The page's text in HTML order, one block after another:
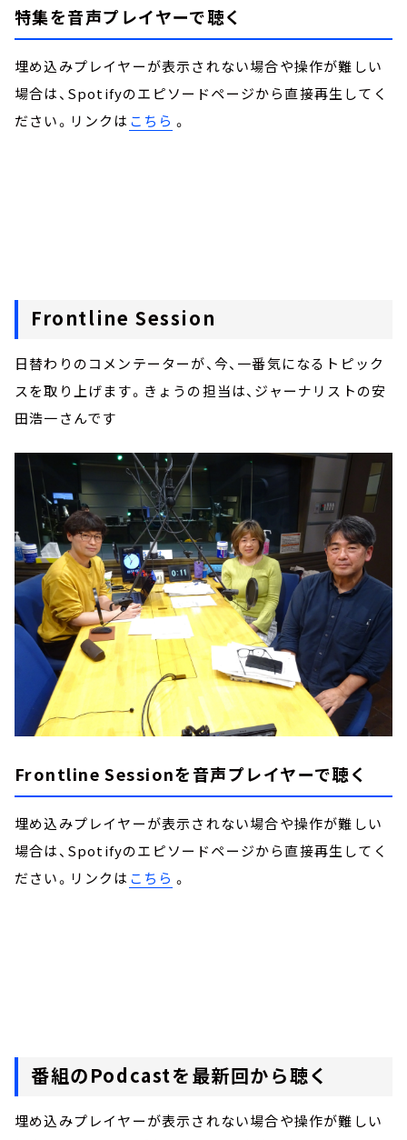
特集を音声プレイヤーで聴く
埋め込みプレイヤーが表示されない場合や操作が難しい
場合は、Spotifyのエピソードページから直接再生してく
ださい。リンクは こちら 。
Frontline Session
日替わりのコメンテーターが、今、一番気になるトピック
スを取り上げます。きょうの担当は、ジャーナリストの安
田浩一さんです
Frontline Sessionを音声プレイヤーで聴く
埋め込みプレイヤーが表示されない場合や操作が難しい
場合は、Spotifyのエピソードページから直接再生してく
ださい。リンクは こちら 。
番組のPodcastを最新回から聴く
埋め込みプレイヤーが表示されない場合や操作が難しい